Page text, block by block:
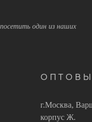
один из наших
г.Москва,
корпус Ж.